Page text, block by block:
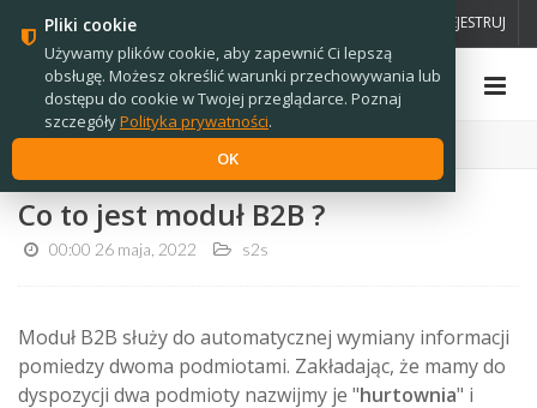
ZAREJESTRUJ
Strona główna › Wiadomości
Co to jest moduł B2B ?
00:00 26 maja, 2022 s2s
Moduł B2B służy do automatycznej wymiany informacji
pomiedzy dwoma podmiotami. Zakładając, że mamy do
dyspozycji dwa podmioty nazwijmy je "hurtownia" i
Pliki cookie
Używamy plików cookie, aby zapewnić Ci lepszą
obsługę. Możesz określić warunki przechowywania lub
dostępu do cookie w Twojej przeglądarce. Poznaj
szczegółyPolityka prywatności.
OK